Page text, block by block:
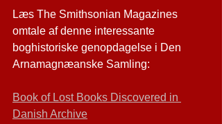
Læs The Smithsonian Magazines
omtale af denne interessante
boghistoriske genopdagelse i Den
Arnamagnæanske Samling:
Book of Lost Books Discovered in
Danish Archive